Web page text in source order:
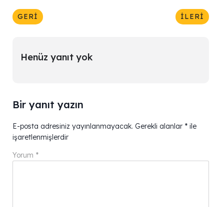
GERI İLERI
Henüz yanıt yok
Bir yanıt yazın
E-posta adresiniz yayınlanmayacak. Gerekli alanlar * ile
işaretlenmişlerdir
Yorum *